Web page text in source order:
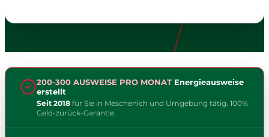
200-300 AUSWEISE PRO MONAT Energieausweise
erstellt
Seit 2018 für Sie in Meschenich und Umgebung tätig. 100%
Geld-zurück-Garantie.